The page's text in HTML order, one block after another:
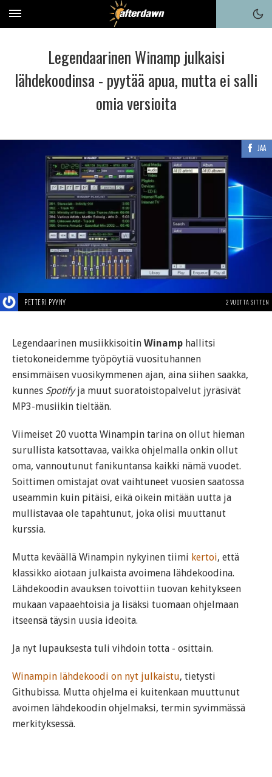
Legendaarinen Winamp julkaisi
lähdekoodinsa - pyytää apua, mutta ei salli
omia versioita
JAA
PETTERI PYYNY 2 VUOTTA SITTEN
Legendaarinen musiikkisoitin Winamp hallitsi
tietokoneidemme työpöytiä vuosituhannen
ensimmäisen vuosikymmenen ajan, aina siihen saakka,
kunnes Spotifyja muut suoratoistopalvelut jyräsivät
MP3-musiikin tieltään.
Viimeiset 20 vuotta Winampin tarina on ollut hieman
surullista katsottavaa, vaikka ohjelmalla onkin ollut
oma, vannoutunut fanikuntansa kaikki nämä vuodet.
Soittimen omistajat ovat vaihtuneet vuosien saatossa
useammin kuin pitäisi, eikä oikein mitään uutta ja
mullistavaa ole tapahtunut, joka olisi muuttanut
kurssia.
Mutta keväällä Winampin nykyinen tiimi kertoi, että
klassikko aiotaan julkaista avoimena lähdekoodina.
Lähdekoodin avauksen toivottiin tuovan kehitykseen
mukaan vapaaehtoisia ja lisäksi tuomaan ohjelmaan
itseensä täysin uusia ideoita.
Ja nyt lupauksesta tuli vihdoin totta - osittain.
Winampin lähdekoodi on nyt julkaistu, tietysti
Githubissa. Mutta ohjelma ei kuitenkaan muuttunut
avoimen lähdekoodin ohjelmaksi, termin syvimmässä
merkityksessä.